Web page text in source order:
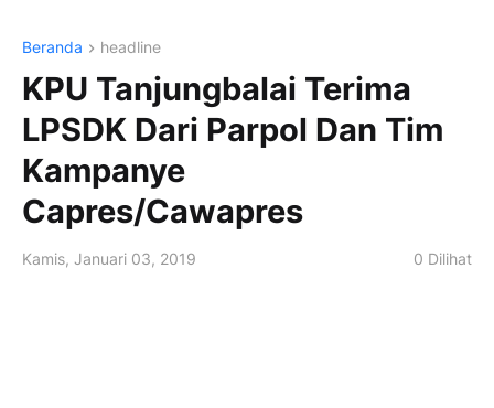
Beranda headline
KPU Tanjungbalai Terima
LPSDK Dari Parpol Dan Tim
Kampanye
Capres/Cawapres
Kamis, Januari 03, 2019 0 Dilihat